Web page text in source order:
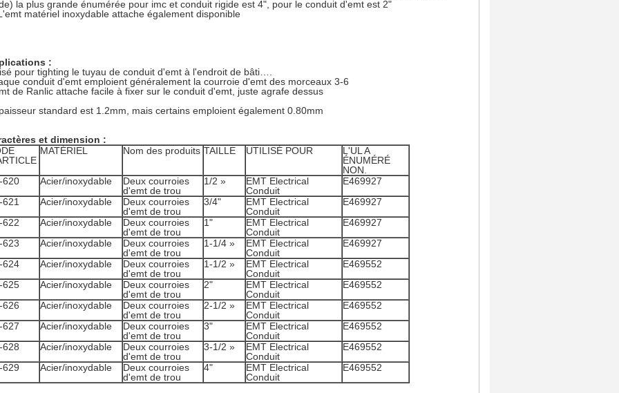
la plus grande énumérée pour imc et conduit rigide est 4", pour le conduit d'emt est 2"
matériel inoxydable attache également disponible
:
pour tighting le tuyau de conduit d'emt à l'endroit de bâti….
conduit d'emt emploient généralement la courroie d'emt des morceaux 3-6
de Ranlic attache facile à fixer sur le conduit d'emt, juste agrafe dessus
standard est 1.2mm, mais certains emploient également 0.80mm
et dimension :
MATÉRIEL Nom des produits TAILLE UTILISÉ POUR
L'UL A
ÉNUMÉRÉ
NON.
620
Acier/inoxydable
Deux courroies
d'emt de trou
1/2 »
EMT Electrical
Conduit
E469927
Acier/inoxydable
Deux courroies
d'emt de trou
3/4"
EMT Electrical
Conduit
E469927
622
Acier/inoxydable
Deux courroies
d'emt de trou
1"
EMT Electrical
Conduit
E469927
623
Acier/inoxydable
Deux courroies
d'emt de trou
1-1/4 »
EMT Electrical
Conduit
E469927
624
Acier/inoxydable
Deux courroies
d'emt de trou
1-1/2 »
EMT Electrical
Conduit
E469552
625
Acier/inoxydable
Deux courroies
d'emt de trou
2"
EMT Electrical
Conduit
E469552
626
Acier/inoxydable
Deux courroies
d'emt de trou
2-1/2 »
EMT Electrical
Conduit
E469552
627
Acier/inoxydable
Deux courroies
d'emt de trou
3"
EMT Electrical
Conduit
E469552
628
Acier/inoxydable
Deux courroies
d'emt de trou
3-1/2 »
EMT Electrical
Conduit
E469552
629
Acier/inoxydable
Deux courroies
d'emt de trou
4"
EMT Electrical
Conduit
E469552